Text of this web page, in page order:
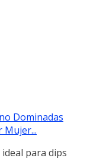
Dominadas
Mujer...
para dips